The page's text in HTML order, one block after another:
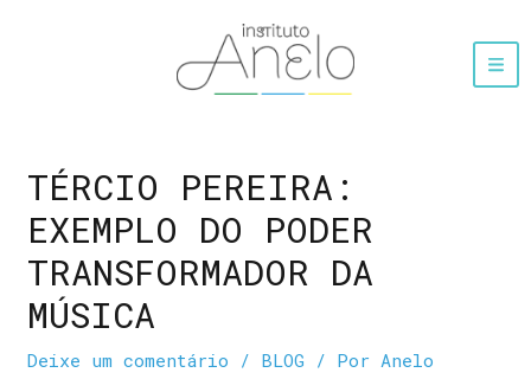
TÉRCIO PEREIRA:
EXEMPLO DO PODER
TRANSFORMADOR DA
MÚSICA
Deixe um comentário / BLOG / PorAnelo